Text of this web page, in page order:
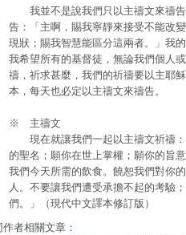
我並不是說我們只以主禱文來禱告
告：「主啊，賜我寧靜來接受不能改
現狀；賜我智慧能區分這兩者。」我
我希望所有的基督徒，無論我們個人
禱，祈求甚麼，我們的祈禱要以主耶
本，每天也必定以主禱文來禱告。
※ 主禱文
現在就讓我們一起以主禱文祈禱：
的聖名；願你在世上掌權；願你的旨
我們今天所需的飲食。饒恕我們對你
人。不要讓我們遭受承擔不起的考驗
們。」（現代中文譯本修訂版）
作者相關文章：